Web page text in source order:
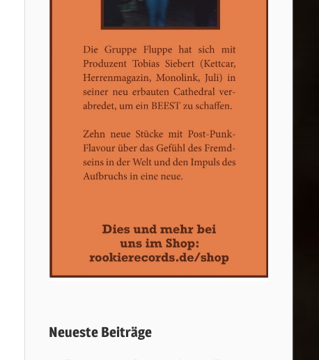
Neueste Beiträge